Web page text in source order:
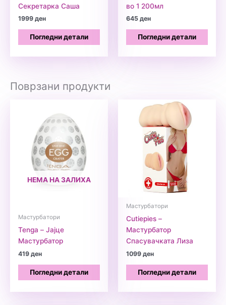
Секретарка Саша
1999ден
Погледни детали
во 1 200мл
645ден
Погледни детали
Поврзани продукти
НЕМА НА ЗАЛИХА
Мастурбатори
Tenga – Јајце
Мастурбатор
419ден
Погледни детали
Мастурбатори
Cutiepies –
Мастурбатор
Спасувачката Лиза
1099ден
Погледни детали